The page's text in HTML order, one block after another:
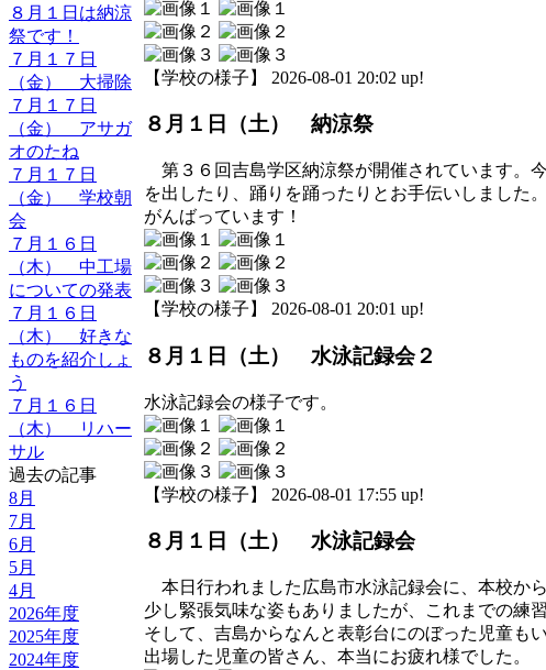
８月１日は納涼
祭です！
７月１７日
（金） 大掃除
７月１７日
（金） アサガ
オのたね
７月１７日
（金） 学校朝
会
７月１６日
（木） 中工場
についての発表
７月１６日
（木） 好きな
ものを紹介しょ
う
７月１６日
（木） リハー
サル
過去の記事
8月
7月
6月
5月
4月
2026年度
2025年度
2024年度
【学校の様子】 2026-08-01 20:02 up!
８月１日（土） 納涼祭
第３６回吉島学区納涼祭が開催されています。
を出したり、踊りを踊ったりとお手伝いしました
がんばっています！
【学校の様子】 2026-08-01 20:01 up!
８月１日（土） 水泳記録会２
水泳記録会の様子です。
【学校の様子】 2026-08-01 17:55 up!
８月１日（土） 水泳記録会
本日行われました広島市水泳記録会に、本校か
少し緊張気味な姿もありましたが、これまでの練
そして、吉島からなんと表彰台にのぼった児童も
出場した児童の皆さん、本当にお疲れ様でした。